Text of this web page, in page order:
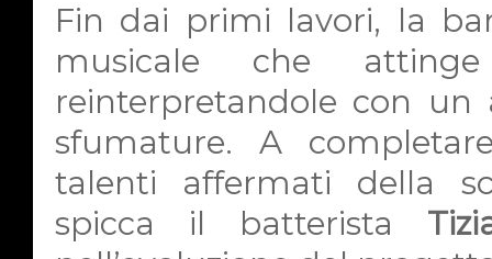
Fin dai primi lavori, la
musicale che
reinterpretandole con
sfumature. A
talenti affermati della
spicca il batterista